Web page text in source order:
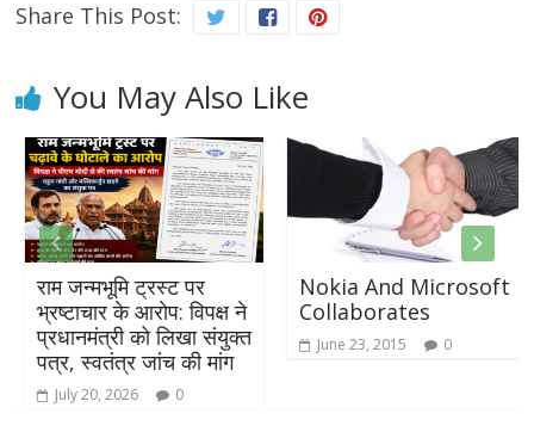
Share This Post:
You May Also Like
राम जन्मभूमि ट्रस्ट पर
भ्रष्टाचार के आरोप: विपक्ष ने
प्रधानमंत्री को लिखा संयुक्त
पत्र, स्वतंत्र जांच की मांग
July 20, 2026 0
Nokia And Microsoft
Collaborates
June 23, 2015 0